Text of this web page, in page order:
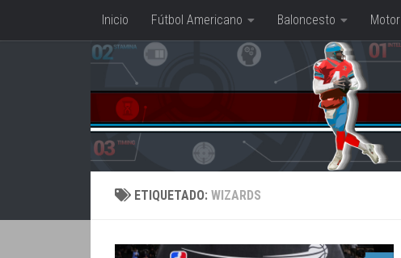
Saltar al contenido
Inicio Fútbol Americano Baloncesto Motor
ETIQUETADO: WIZARDS